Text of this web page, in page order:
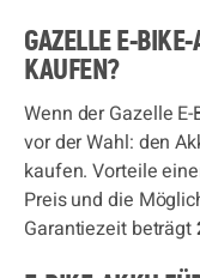
GAZELLE E-
KAUFEN?
Wenn der Gazelle
vor der Wahl: den
kaufen. Vorteile
Preis und die
Garantiezeit beträgt